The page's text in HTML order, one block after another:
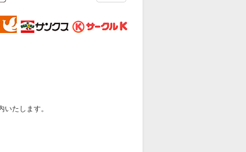
たします。